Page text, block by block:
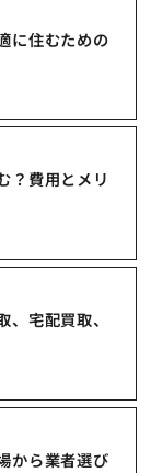
に住むための
？費用とメリ
宅配買取、
から業者選び